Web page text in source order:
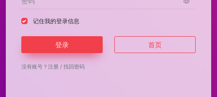
记住我的登录信息
登录 首页
没有账号？ 注册 / 找回密码